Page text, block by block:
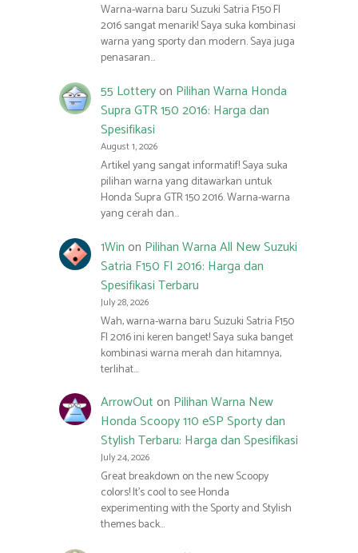
Warna-warna baru Suzuki Satria F150 FI
2016 sangat menarik! Saya suka kombinasi
warna yang sporty dan modern. Saya juga
penasaran…
55 Lotteryon Pilihan Warna Honda
Supra GTR 150 2016: Harga dan
Spesifikasi
August 1, 2026
Artikel yang sangat informatif! Saya suka
pilihan warna yang ditawarkan untuk
Honda Supra GTR 150 2016. Warna-warna
yang cerah dan…
1Winon Pilihan Warna All New Suzuki
Satria F150 FI 2016: Harga dan
Spesifikasi Terbaru
July 28, 2026
Wah, warna-warna baru Suzuki Satria F150
FI 2016 ini keren banget! Saya suka banget
kombinasi warna merah dan hitamnya,
terlihat…
ArrowOuton Pilihan Warna New
Honda Scoopy 110 eSP Sporty dan
Stylish Terbaru: Harga dan Spesifikasi
July 24, 2026
Great breakdown on the new Scoopy
colors! It’s cool to see Honda
experimenting with the Sporty and Stylish
themes back…